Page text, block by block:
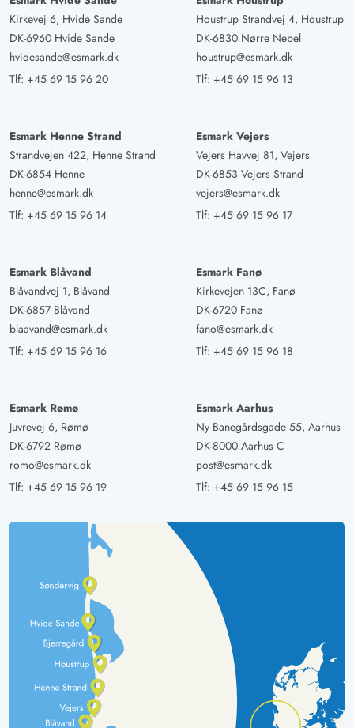
Kirkevej 6, Hvide Sande
DK-6960 Hvide Sande
hvidesande@esmark.dk
Tlf: +45 69 15 96 20
Houstrup Strandvej 4, Houstrup
DK-6830 Nørre Nebel
houstrup@esmark.dk
Tlf: +45 69 15 96 13
Esmark Henne Strand
Strandvejen 422, Henne Strand
DK-6854 Henne
henne@esmark.dk
Tlf: +45 69 15 96 14
Esmark Vejers
Vejers Havvej 81, Vejers
DK-6853 Vejers Strand
vejers@esmark.dk
Tlf: +45 69 15 96 17
Esmark Blåvand
Blåvandvej 1, Blåvand
DK-6857 Blåvand
blaavand@esmark.dk
Tlf: +45 69 15 96 16
Esmark Fanø
Kirkevejen 13C, Fanø
DK-6720 Fanø
fano@esmark.dk
Tlf: +45 69 15 96 18
Esmark Rømø
Juvrevej 6, Rømø
DK-6792 Rømø
romo@esmark.dk
Tlf: +45 69 15 96 19
Esmark Aarhus
Ny Banegårdsgade 55, Aarhus
DK-8000 Aarhus C
post@esmark.dk
Tlf: +45 69 15 96 15